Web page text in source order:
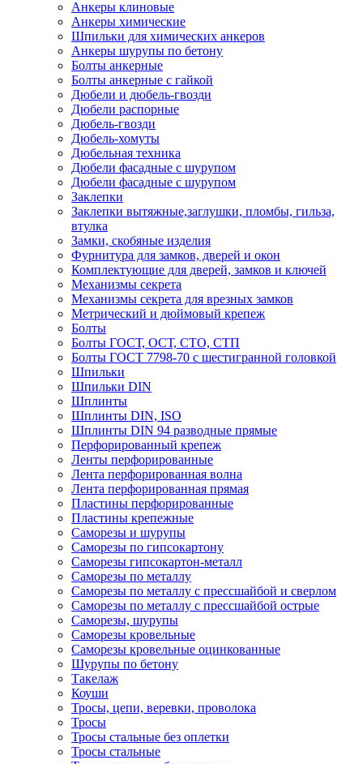
Анкеры клиновые
Анкеры химические
Шпильки для химических анкеров
Анкеры шурупы по бетону
Болты анкерные
Болты анкерные с гайкой
Дюбели и дюбель-гвозди
Дюбели распорные
Дюбель-гвозди
Дюбель-хомуты
Дюбельная техника
Дюбели фасадные с шурупом
Дюбели фасадные с шурупом
Заклепки
Заклепки вытяжные,заглушки, пломбы, гильза,
втулка
Замки, скобяные изделия
Фурнитура для замков, дверей и окон
Комплектующие для дверей, замков и ключей
Механизмы секрета
Механизмы секрета для врезных замков
Метрический и дюймовый крепеж
Болты
Болты ГОСТ, ОСТ, СТО, СТП
Болты ГОСТ 7798-70 с шестигранной головкой
Шпильки
Шпильки DIN
Шплинты
Шплинты DIN, ISO
Шплинты DIN 94 разводные прямые
Перфорированный крепеж
Ленты перфорированные
Лента перфорированная волна
Лента перфорированная прямая
Пластины перфорированные
Пластины крепежные
Саморезы и шурупы
Саморезы по гипсокартону
Саморезы гипсокартон-металл
Саморезы по металлу
Саморезы по металлу с прессшайбой и сверлом
Саморезы по металлу с прессшайбой острые
Саморезы, шурупы
Саморезы кровельные
Саморезы кровельные оцинкованные
Шурупы по бетону
Такелаж
Коуши
Тросы, цепи, веревки, проволока
Тросы
Тросы стальные без оплетки
Тросы стальные